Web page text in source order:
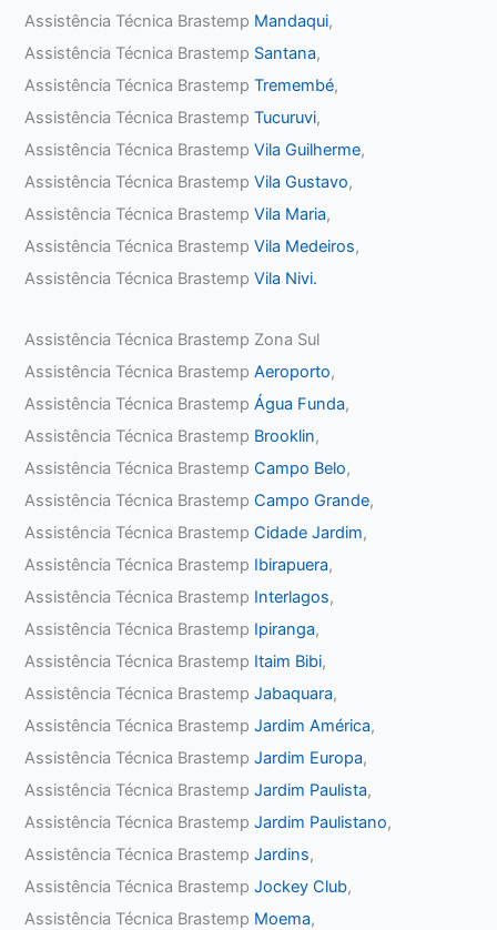
Assistência Técnica Brastemp Mandaqui,
Assistência Técnica Brastemp Santana,
Assistência Técnica BrastempTremembé,
Assistência Técnica BrastempTucuruvi,
Assistência Técnica BrastempVila Guilherme,
Assistência Técnica BrastempVila Gustavo,
Assistência Técnica BrastempVila Maria,
Assistência Técnica BrastempVila Medeiros,
Assistência Técnica BrastempVila Nivi.
Assistência Técnica Brastemp Zona Sul
Assistência Técnica BrastempAeroporto,
Assistência Técnica BrastempÁgua Funda,
Assistência Técnica Brastemp Brooklin,
Assistência Técnica BrastempCampo Belo,
Assistência Técnica BrastempCampo Grande,
Assistência Técnica BrastempCidade Jardim,
Assistência Técnica Brastemp Ibirapuera,
Assistência Técnica Brastemp Interlagos,
Assistência Técnica Brastemp Ipiranga,
Assistência Técnica Brastemp Itaim Bibi,
Assistência Técnica BrastempJabaquara,
Assistência Técnica BrastempJardim América,
Assistência Técnica BrastempJardim Europa,
Assistência Técnica BrastempJardim Paulista,
Assistência Técnica BrastempJardim Paulistano,
Assistência Técnica BrastempJardins,
Assistência Técnica BrastempJockey Club,
Assistência Técnica Brastemp Moema,